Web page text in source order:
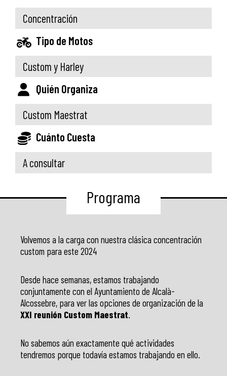
Concentración
Tipo de Motos
Custom y Harley
Quién Organiza
Custom Maestrat
Cuánto Cuesta
A consultar
Programa
Volvemos a la carga con nuestra clásica concentración
custom para este 2024
Desde hace semanas, estamos trabajando
conjuntamente con el Ayuntamiento de Alcalà-
Alcossebre, para ver las opciones de organización de la
XXI reunión Custom Maestrat.
No sabemos aún exactamente qué actividades
tendremos porque todavía estamos trabajando en ello.